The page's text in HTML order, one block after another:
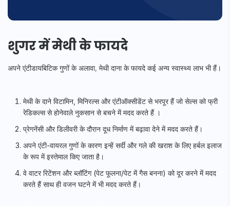
शुगर में मेथी के फायदे
अपने एंटीडायबिटिक गुणों के अलावा, मेथी दाना के फायदे कई अन्य स्वास्थ्य लाभ भी हैं।
मेथी के दाने विटामिन, मिनिरल्स और एंटीऑक्सीडेंट से भरपूर हैं जो सेल्स को फ्री
रेडिकल्स से होनेवाले नुकसान से बचने में मदद करते हैं ।
प्रेगनेंसी और डिलीवरी के दौरान दूध निर्माण में बढ़ावा देने में मदद करते हैं।
अपने एंटी-वायरल गुणों के कारण इन्हें सर्दी और गले की खराश के लिए हर्बल इलाज
के रूप में इस्तेमाल किए जाता है।
वे वाटर रिटेंशन और ब्लॉटिंग (पेट फूलना/पेट में गैस बनना) को दूर करने में मदद
करते हैं साथ ही वजन घटने में भी मदद करते हैं।